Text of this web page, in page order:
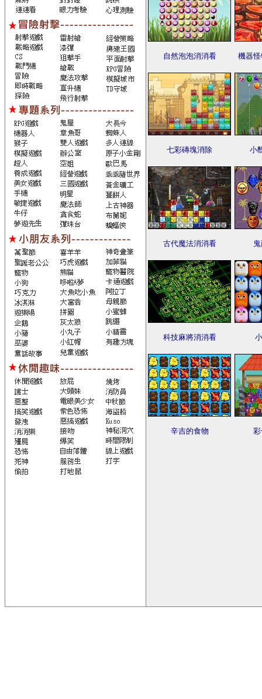
自然泡泡消消看 機器
七彩磚塊消除 小
古代魔法消消看
科技麻將消消看
辛吉的食物